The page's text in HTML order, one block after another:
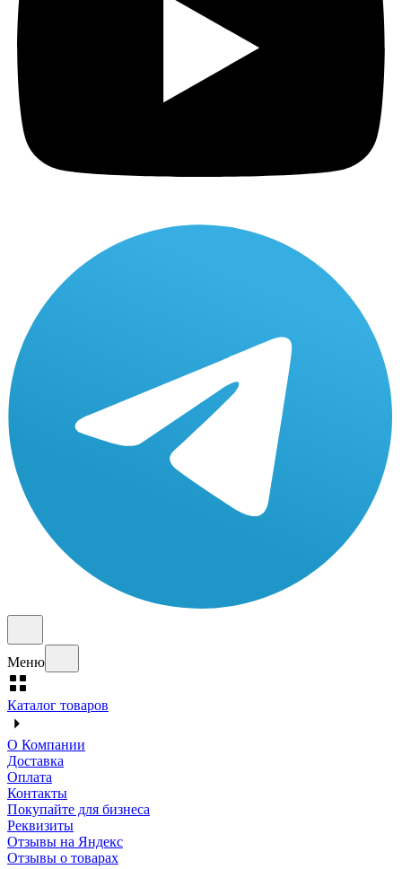
Меню
Каталог товаров
О Компании
Доставка
Оплата
Контакты
Покупайте для бизнеса
Реквизиты
Отзывы на Яндекс
Отзывы о товарах